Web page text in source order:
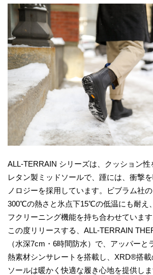
ALL-TERRAIN シリーズは、クッション性
レタン製ミッドソールで、踵には、衝撃
ノロジーを採用しています。ビブラム社
300℃の熱さと氷点下15℃の低温にも耐え
フクリーニング機能を持ち合わせています
この度リリースする、ALL-TERRAIN
（水深7cm・6時間防水）で、アッパーと
熱素材シンサレートを搭載し、XRD®搭
ソールは暖かく快適な履き心地を提供しま